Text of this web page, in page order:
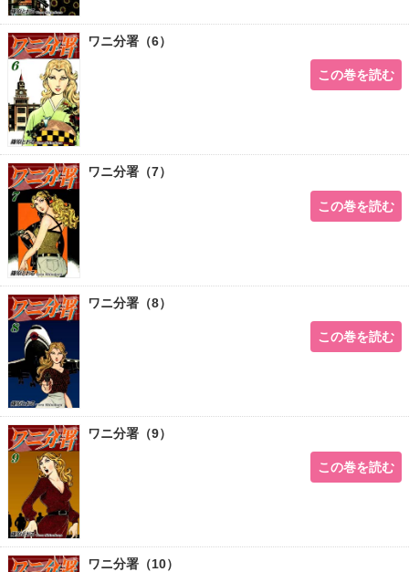
ワニ分署（6）
この巻を読む
ワニ分署（7）
この巻を読む
ワニ分署（8）
この巻を読む
ワニ分署（9）
この巻を読む
ワニ分署（10）